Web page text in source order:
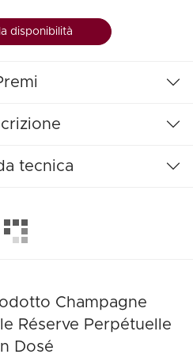
disponibilità
tecnica
Champagne
Réserve Perpétuelle
Dosé